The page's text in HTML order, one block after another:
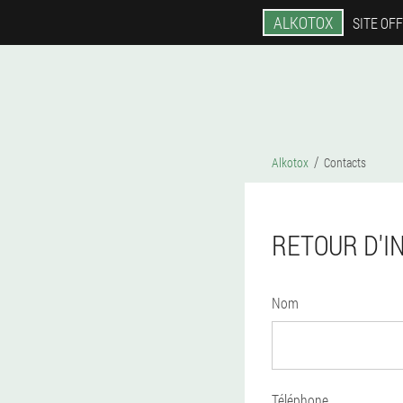
ALKOTOX SITE
Alkotox Contacts
RETOUR
Nom